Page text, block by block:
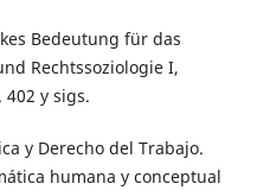
Bedeutung für das
Rechtssoziologie I,
y sigs.
y Derecho del Trabajo.
humana y conceptual